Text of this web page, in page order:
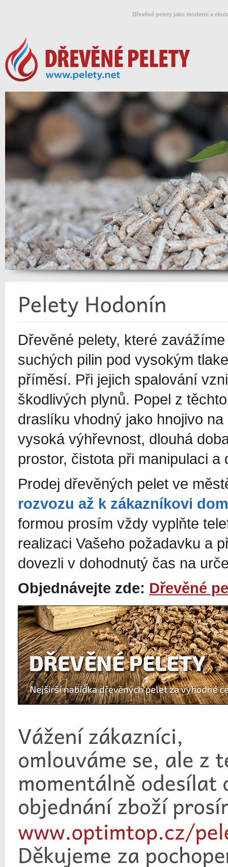
Dřevěné pelety jako moderní a
Dřevěné pelety, které
suchých pilin pod vysokým
příměsí. Při jejich spalování
škodlivých plynů. Popel z
draslíku vhodný jako hnojivo
vysoká výhřevnost, dlouhá
prostor, čistota při manipulaci a
Prodej dřevěných pelet ve
rozvozu až k zákazníkovi
formou prosím vždy vyplňte
realizaci Vašeho požadavku a
dovezli v dohodnutý čas na
Objednávejte zde: Dřevěné